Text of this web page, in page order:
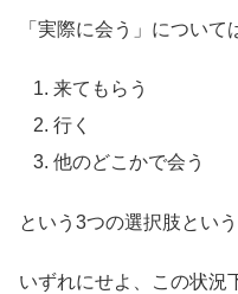
「実際に会う」について
来てもらう
行く
他のどこかで会う
という3つの選択肢とい
いずれにせよ、この状況